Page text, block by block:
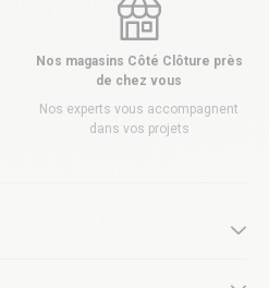
Nos magasins Côté Clôture près
de chez vous
Nos experts vous accompagnent
dans vos projets